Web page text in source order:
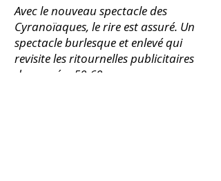
Avec le nouveau spectacle des
Cyranoïaques, le rire est assuré. Un
spectacle burlesque et enlevé qui
revisite les ritournelles publicitaires
des années 50-60.